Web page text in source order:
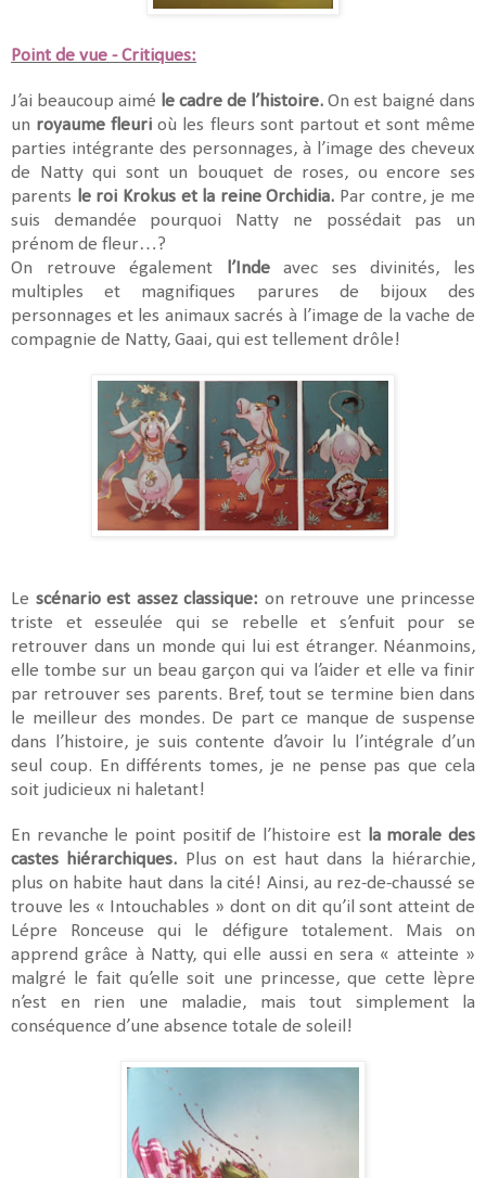
Point de vue - Critiques:
J’ai beaucoup aimé le cadre de l’histoire. On est baigné dans
un royaume fleurioù les fleurs sont partout et sont même
parties intégrante des personnages, à l’image des cheveux
de Natty qui sont un bouquet de roses, ou encore ses
parents le roi Krokus et la reine Orchidia. Par contre, je me
suis demandée pourquoi Natty ne possédait pas un
prénom de fleur…?
On retrouve également
l’Indeavec ses divinités, les
multiples et magnifiques parures de bijoux des
personnages et les animaux sacrés à l’image de la vache de
compagnie de Natty, Gaai, qui est tellement drôle!
Le scénario est assez classique: on retrouve une princesse
triste et esseulée qui se rebelle et s’enfuit pour se
retrouver dans un monde qui lui est étranger. Néanmoins,
elle tombe sur un beau garçon qui va l’aider et elle va finir
par retrouver ses parents. Bref, tout se termine bien dans
le meilleur des mondes. De part ce manque de suspense
dans l’histoire, je suis contente d’avoir lu l’intégrale d’un
seul coup. En différents tomes, je ne pense pas que cela
soit judicieux ni haletant!
En revanche le point positif de l’histoire est la morale des
castes hiérarchiques. Plus on est haut dans la hiérarchie,
plus on habite haut dans la cité! Ainsi, au rez-de-chaussé se
trouve les « Intouchables » dont on dit qu’il sont atteint de
Lépre Ronceuse qui le défigure totalement. Mais on
apprend grâce à Natty, qui elle aussi en sera « atteinte »
malgré le fait qu’elle soit une princesse, que cette lèpre
n’est en rien une maladie, mais tout simplement la
conséquence d’une absence totale de soleil!